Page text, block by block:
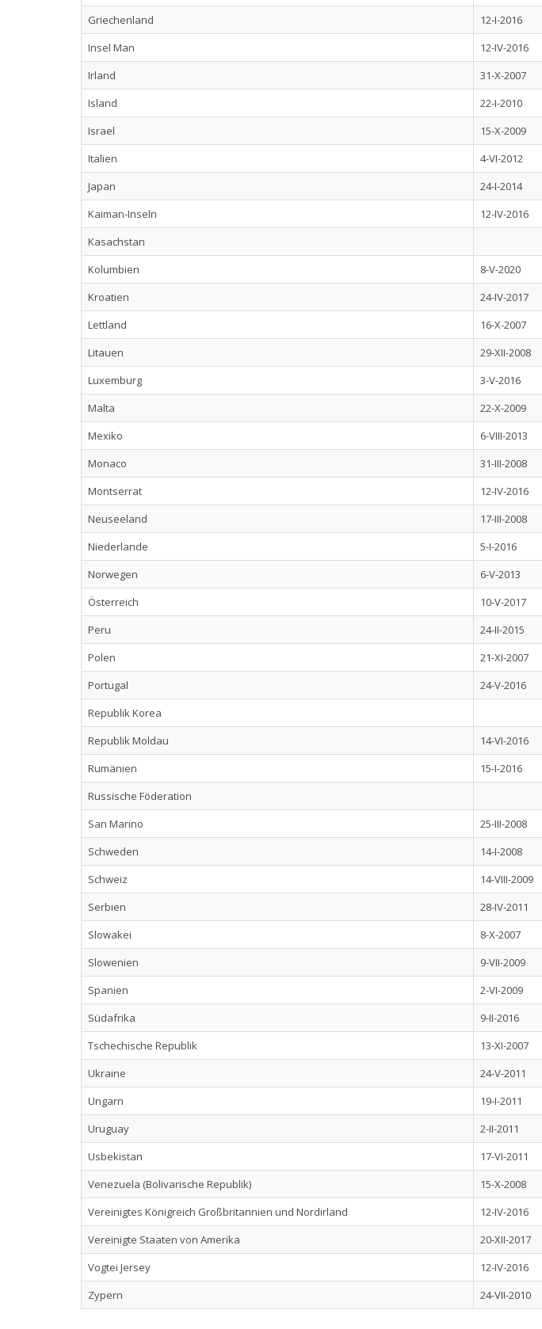
Griechenland
12-I-2016
Insel Man
12-IV-2016
Irland
31-X-2007
Island
22-I-2010
Israel
15-X-2009
Italien
4-VI-2012
Japan
24-I-2014
Kaiman-Inseln
12-IV-2016
Kasachstan
Kolumbien
8-V-2020
Kroatien
24-IV-2017
Lettland
16-X-2007
Litauen
29-XII-2008
Luxemburg
3-V-2016
Malta
22-X-2009
Mexiko
6-VIII-2013
Monaco
31-III-2008
Montserrat
12-IV-2016
Neuseeland
17-III-2008
Niederlande
5-I-2016
Norwegen
6-V-2013
Österreich
10-V-2017
Peru
24-II-2015
Polen
21-XI-2007
Portugal
24-V-2016
Republik Korea
Republik Moldau
14-VI-2016
Rumänien
15-I-2016
Russische Föderation
San Marino
25-III-2008
Schweden
14-I-2008
Schweiz
14-VIII-2009
Serbien
28-IV-2011
Slowakei
8-X-2007
Slowenien
9-VII-2009
Spanien
2-VI-2009
Südafrika
9-II-2016
Tschechische Republik
13-XI-2007
Ukraine
24-V-2011
Ungarn
19-I-2011
Uruguay
2-II-2011
Usbekistan
17-VI-2011
Venezuela (Bolivarische Republik)
15-X-2008
Vereinigtes Königreich Großbritannien und Nordirland
12-IV-2016
Vereinigte Staaten von Amerika
20-XII-2017
Vogtei Jersey
12-IV-2016
Zypern
24-VII-2010